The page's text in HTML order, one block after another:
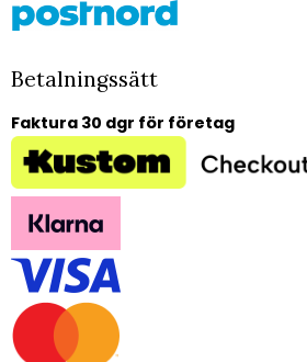
Betalningssätt
Faktura 30 dgr för företag